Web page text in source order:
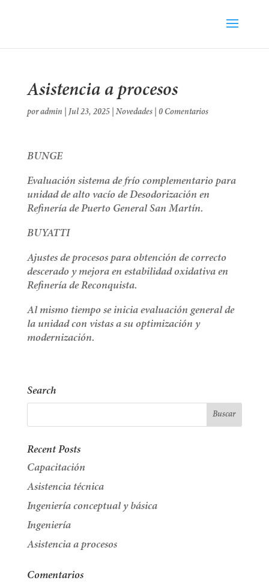
Asistencia a procesos
poradmin Jul 23, 2025| Novedades| 0 Comentarios
BUNGE
Evaluación sistema de frío complementario para
unidad de alto vacío de Desodorización en
Refinería de Puerto General San Martín.
BUYATTI
Ajustes de procesos para obtención de correcto
descerado y mejora en estabilidad oxidativa en
Refinería de Reconquista.
Al mismo tiempo se inicia evaluación general de
la unidad con vistas a su optimización y
modernización.
Search
Recent Posts
Capacitación
Asistencia técnica
Ingeniería conceptual y básica
Ingeniería
Asistencia a procesos
Comentarios